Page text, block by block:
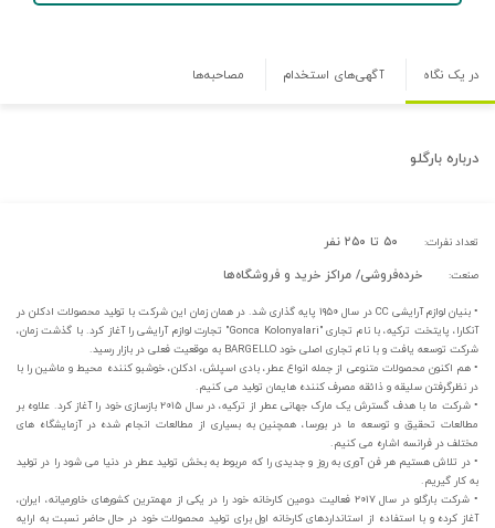
در یک نگاه آگهی‌های استخدام مصاحبه‌ها
درباره بارگلو
تعداد نفرات: ۵۰ تا ۲۵۰ نفر
صنعت: خرده‌فروشی/ مراکز خرید و فروشگاه‌ها
• بنیان لوازم آرایشی CC در سال ۱۹۵۰ پایه گذاری شد. در همان زمان این شرکت با تولید محصولات ادکلن در
آنکارا، پایتخت ترکیه، با نام تجاری "Gonca Kolonyalari" تجارت لوازم آرایشی را آغاز کرد. با گذشت زمان،
شرکت توسعه یافت و با نام تجاری اصلی خود BARGELLO به موقعیت فعلی در بازار رسید.
• هم اکنون محصولات متنوعی از جمله انواع عطر، بادی اسپلش، ادکلن، خوشبو کننده محیط و ماشین را با
در نظرگرفتن سلیقه و ذائقه مصرف کننده هایمان تولید می کنیم.
• شرکت ما با هدف گسترش یک مارک جهانی عطر از ترکیه، در سال ۲۰۱۵ بازسازی خود را آغاز کرد. علاوه بر
مطالعات تحقیق و توسعه ما در بورسا، همچنین به بسیاری از مطالعات انجام شده در آزمایشگاه های
مختلف در فرانسه اشاره می کنیم.
• در تلاش هستیم هر فن آوری به روز و جدیدی را که مربوط به بخش تولید عطر در دنیا می شود را در تولید
به کار گیریم.
• شرکت بارگلو در سال ۲۰۱۷ فعالیت دومین کارخانه خود را در یکی از مهمترین کشورهای خاورمیانه، ایران،
آغاز کرده و با استفاده از استانداردهای کارخانه اول برای تولید محصولات خود در حال حاضر نسبت به ارایه